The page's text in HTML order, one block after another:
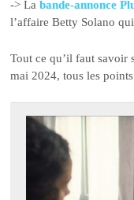
-> Labande-annonce
l’affaire Betty Solano
Tout ce qu’il faut savoir
mai 2024, tous les